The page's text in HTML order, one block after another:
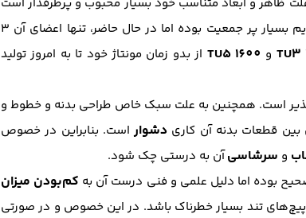
اما در بطن خود دارای نکات قابل توجهی برای کارشناسی می‌باشد. همچنین این خانواده در قدیم بسیار پر جمعیت بوده اما در حال حاضر، تنها اعضای آن 3
و TU5 1600 از بدو زمان مونتاژ خود تا به امروز تولید
است. همچنین به علت سبک خاص طراحی بدنه و خطوط و
قطعات بدنه آن کاری دشواراست. بنابراین در خصوص
و سرشاسیآن به درستی چک شود.
کم‌بودن میزان
پیچ‌های تند بسیار خطرناک باشد. در این خصوص و در صورتی